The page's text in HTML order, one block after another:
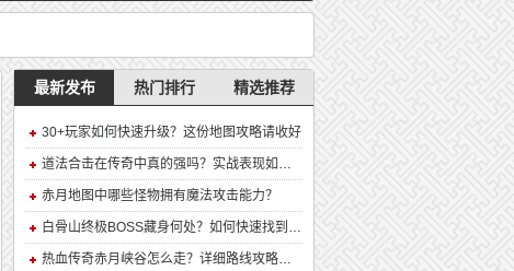
最新发布 热门排行 精选推荐
30+玩家如何快速升级？这份地图攻略请收好
道法合击在传奇中真的强吗？实战表现如何？
赤月地图中哪些怪物拥有魔法攻击能力？
白骨山终极BOSS藏身何处？如何快速找到并击败它？
热血传奇赤月峡谷怎么走？详细路线攻略解析